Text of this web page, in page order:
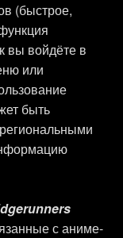
(быстрое,
вы войдёте в
или
быть
с аниме-